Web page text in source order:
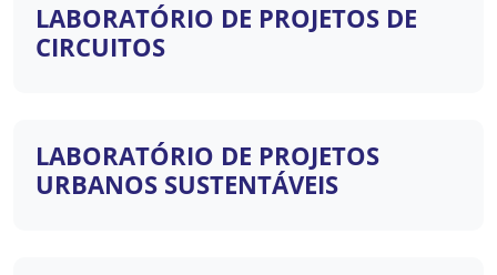
LABORATÓRIO DE PROJETOS DE
CIRCUITOS
LABORATÓRIO DE PROJETOS
URBANOS SUSTENTÁVEIS